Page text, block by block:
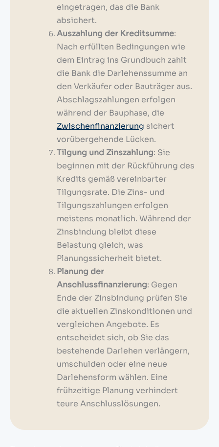
eingetragen, das die Bank
absichert.
Auszahlung der Kreditsumme:
Nach erfüllten Bedingungen wie
dem Eintrag ins Grundbuch zahlt
die Bank die Darlehenssumme an
den Verkäufer oder Bauträger aus.
Abschlagszahlungen erfolgen
während der Bauphase, die
Zwischenfinanzierung sichert
vorübergehende Lücken.
Tilgung und Zinszahlung: Sie
beginnen mit der Rückführung des
Kredits gemäß vereinbarter
Tilgungsrate. Die Zins- und
Tilgungszahlungen erfolgen
meistens monatlich. Während der
Zinsbindung bleibt diese
Belastung gleich, was
Planungssicherheit bietet.
Planung der
Anschlussfinanzierung: Gegen
Ende der Zinsbindung prüfen Sie
die aktuellen Zinskonditionen und
vergleichen Angebote. Es
entscheidet sich, ob Sie das
bestehende Darlehen verlängern,
umschulden oder eine neue
Darlehensform wählen. Eine
frühzeitige Planung verhindert
teure Anschlusslösungen.